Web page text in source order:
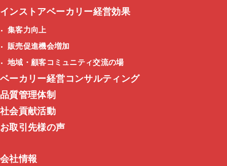
インストアベーカリー経営効果
集客力向上
販売促進機会増加
地域・顧客コミュニティ交流の場
ベーカリー経営コンサルティング
品質管理体制
社会貢献活動
お取引先様の声
会社情報